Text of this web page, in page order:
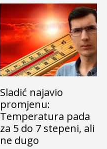
Sladić najavio
promjenu:
Temperatura pada
za 5 do 7 stepeni, ali
ne dugo